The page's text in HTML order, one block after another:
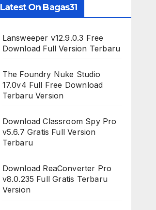
Latest On Bagas31
Lansweeper v12.9.0.3 Free
Download Full Version Terbaru
The Foundry Nuke Studio
17.0v4 Full Free Download
Terbaru Version
Download Classroom Spy Pro
v5.6.7 Gratis Full Version
Terbaru
Download ReaConverter Pro
v8.0.235 Full Gratis Terbaru
Version